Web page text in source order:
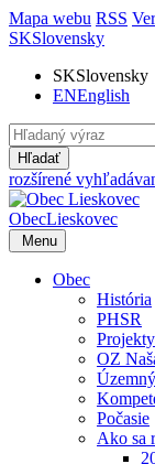
Mapa webu RSS
SKSlovensky
SKSlovensky
ENEnglish
Hľadať
rozšírené
ObecLieskovec
Menu
Obec
História
PHSR
Projekty
OZ
Počasie
Ako sa